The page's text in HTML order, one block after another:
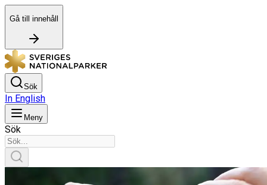
Gå till innehåll
Sök
In English
Meny
Sök